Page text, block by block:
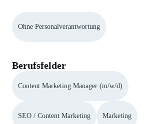
Ohne Personalverantwortung
Berufsfelder
Content Marketing Manager (m/w/d)
SEO / Content Marketing Marketing